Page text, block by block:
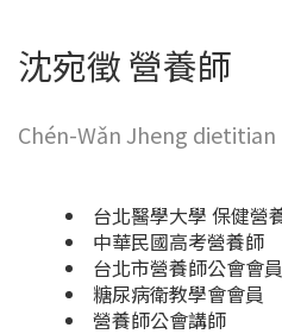
沈宛徵 營養師
Chén-Wǎn Jheng dietitian
台北醫學大學 保健營
中華民國高考營養師
台北市營養師公會會員
糖尿病衛教學會會員
營養師公會講師